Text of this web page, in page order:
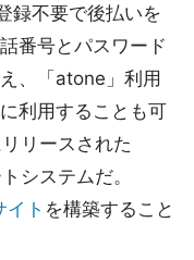
録不要で後払いを
番号とパスワード
、「atone」利用
利用することも可
リースされた
システムだ。
イト を構築すること